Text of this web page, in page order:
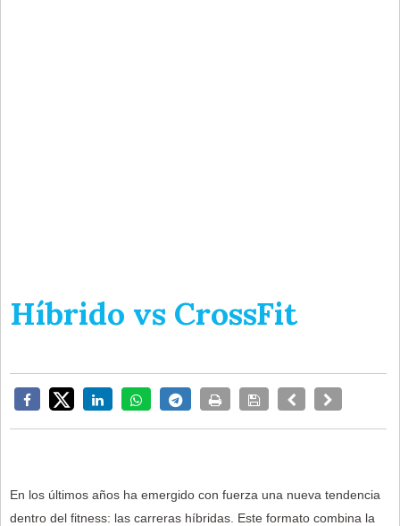
Híbrido vs CrossFit
En los últimos años ha emergido con fuerza una nueva tendencia
dentro del fitness: las carreras híbridas. Este formato combina la